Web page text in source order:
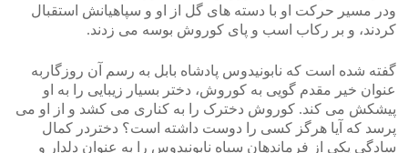
ودر مسیر حرکت او با دسته های گل از او و سپاهیانش استقبال
کردند، و بر رکاب اسب و پای کوروش بوسه می زدند.
گفته شده است که نابونیدوس پادشاه بابل به رسم آن روزگاربه
عنوان خیر مقدم گویی به کوروش، دختر بسیار زیبایی را به او
پیشکش می کند. کوروش دخترک را به کناری می کشد و از او می
پرسد که آیا هرگز کسی را دوست داشته است؟ دختردر کمال
سادگی یکی از فرماندهان سپاه نابونیدوس را به عنوان دلدار و